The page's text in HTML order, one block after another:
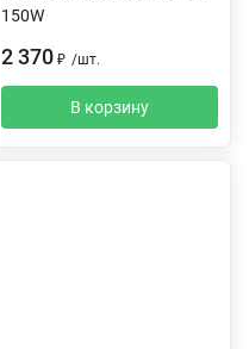
150W
2 370 ₽ /шт.
В корзину